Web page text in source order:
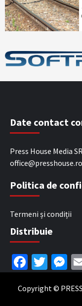
Date contact
Press House Media
office@presshouse.ro
Politica de
Termeni și condiții
Distribuie
Copyright ©